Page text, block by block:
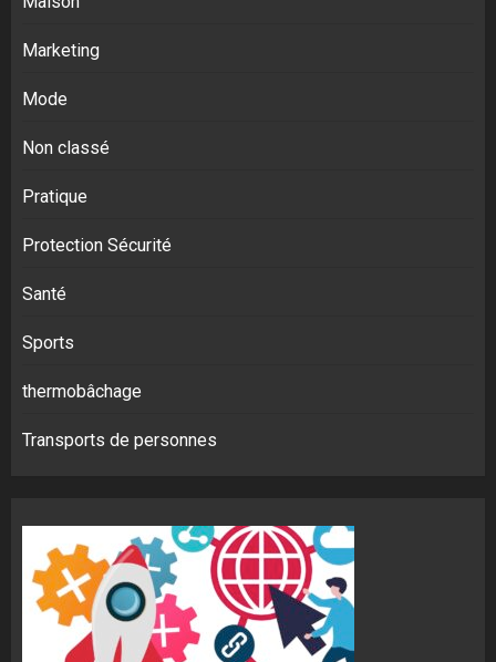
Marketing
Mode
Non classé
Pratique
Protection Sécurité
Santé
Sports
thermobâchage
Transports de personnes